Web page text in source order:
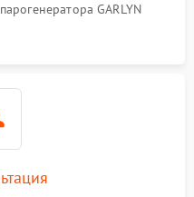
GARLYN